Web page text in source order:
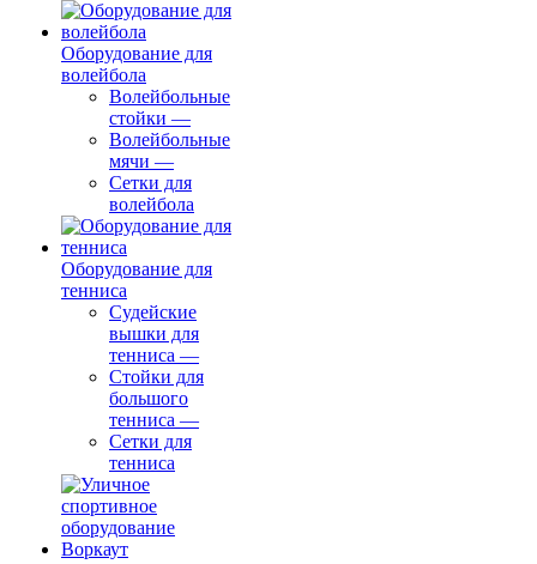
Оборудование для
волейбола
Волейбольные
стойки —
Волейбольные
мячи —
Сетки для
волейбола
Оборудование для
тенниса
Судейские
вышки для
тенниса —
Стойки для
большого
тенниса —
Сетки для
тенниса